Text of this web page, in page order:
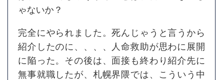
ゃないか？
完全にやられました。死んじゃうと言うから
紹介したのに、、、、人命救助が思わに展開
に陥った。その後は、面接も終わり紹介先に
無事就職したが、札幌界隈では、こういう中